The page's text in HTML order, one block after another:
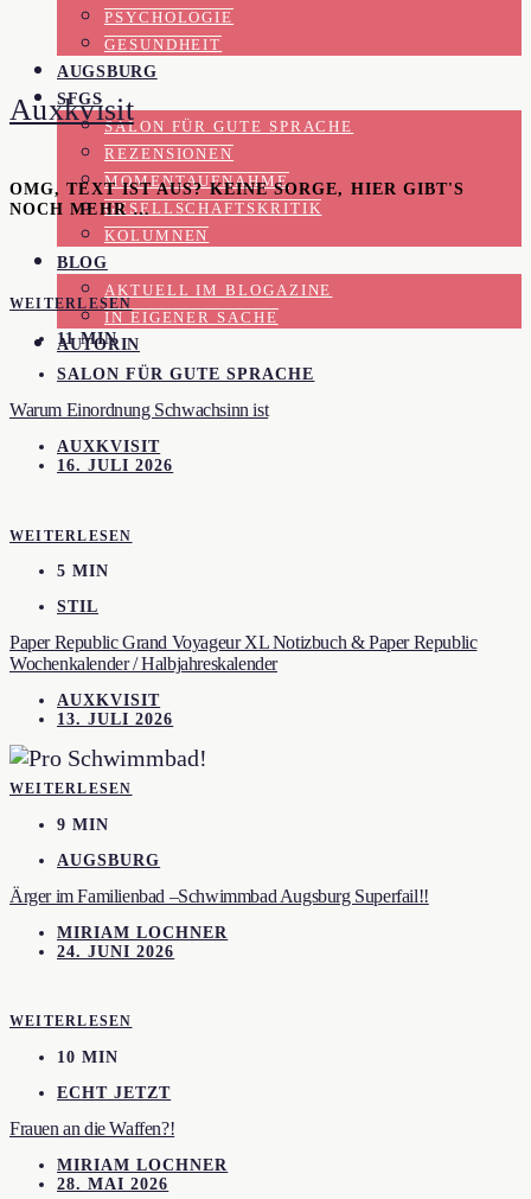
PSYCHOLOGIE
GESUNDHEIT
AUGSBURG
SFGS
SALON FÜR GUTE SPRACHE
REZENSIONEN
MOMENTAUFNAHME
GESELLSCHAFTSKRITIK
KOLUMNEN
BLOG
AKTUELL IM BLOGAZINE
IN EIGENER SACHE
AUTORIN
Auxkvisit
OMG, TEXT IST AUS? KEINE SORGE, HIER GIBT'S
NOCH MEHR …
WEITERLESEN
11 MIN
SALON FÜR GUTE SPRACHE
Warum Einordnung Schwachsinn ist
AUXKVISIT
16. JULI 2026
WEITERLESEN
5 MIN
STIL
Paper Republic Grand Voyageur XL Notizbuch & Paper Republic
Wochenkalender / Halbjahreskalender
AUXKVISIT
13. JULI 2026
WEITERLESEN
9 MIN
AUGSBURG
Ärger im Familienbad –Schwimmbad Augsburg Superfail!!
MIRIAM LOCHNER
24. JUNI 2026
WEITERLESEN
10 MIN
ECHT JETZT
Frauen an die Waffen?!
MIRIAM LOCHNER
28. MAI 2026